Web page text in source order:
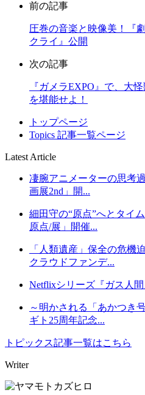
前の記事
圧巻の音楽と映像美！『
クライ』公開
次の記事
『ガメラEXPO』で、大
を堪能せよ！
トップページ
Topics 記事一覧ページ
Latest Article
凄腕アニメーターの思考
画展2nd」開...
細田守の“原点”へとタイ
原点/展」開催...
「人類遺産」保全の危機
クラウドファンデ...
Netflixシリーズ『ガス人
～明かされる「あかつき
ギト25周年記念...
トピックス記事一覧はこちら
Writer